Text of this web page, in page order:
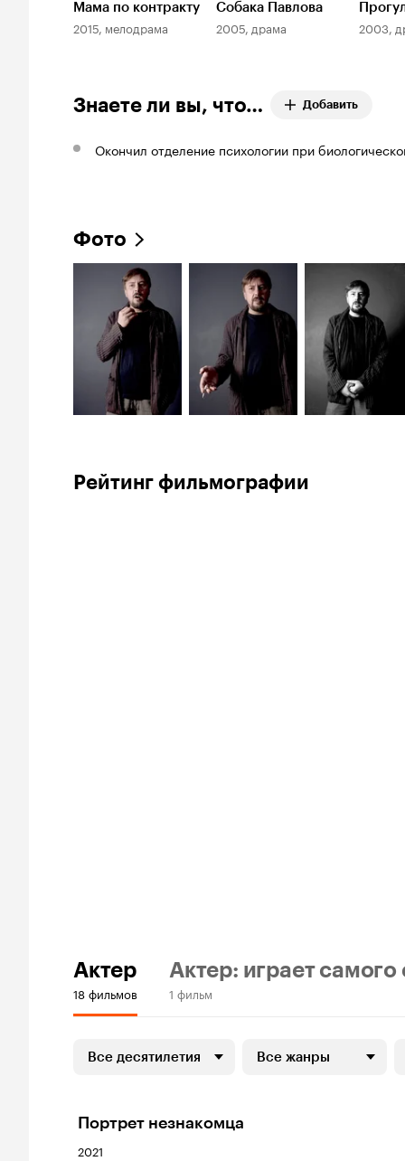
Мама по контракту
2015, мелодрама
Собака Павлова
2005, драма 2003,
Знаете ли вы, что… Добавить
Окончил отделение психологии при
Фото
Рейтинг фильмографии
Актер
18 фильмов
Актер: играет самого
1 фильм
Все десятилетия Все жанры
Портрет незнакомца
2021